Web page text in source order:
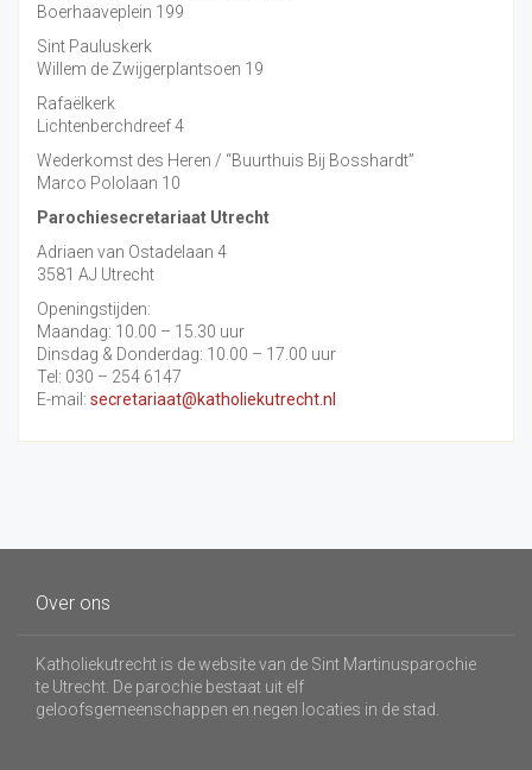
Boerhaaveplein 199
Sint Pauluskerk
Willem de Zwijgerplantsoen 19
Rafaëlkerk
Lichtenberchdreef 4
Wederkomst des Heren / “Buurthuis Bij Bosshardt”
Marco Pololaan 10
Parochiesecretariaat Utrecht
Adriaen van Ostadelaan 4
3581 AJ Utrecht
Openingstijden:
Maandag: 10.00 – 15.30 uur
Dinsdag & Donderdag: 10.00 – 17.00 uur
Tel: 030 – 254 6147
E-mail: secretariaat@katholiekutrecht.nl
Over ons
Katholiekutrecht is de website van de Sint Martinusparochie
te Utrecht. De parochie bestaat uit elf
geloofsgemeenschappen en negen locaties in de stad.